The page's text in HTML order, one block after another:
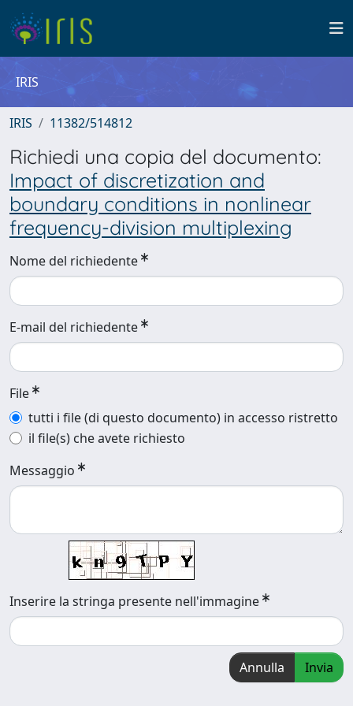
IRIS
IRIS 11382/514812
Richiedi una copia del documento:
Impact of discretization and
boundary conditions in nonlinear
frequency-division multiplexing
Nome del richiedente
E-mail del richiedente
File
tutti i file (di questo documento) in accesso ristretto
il file(s) che avete richiesto
Messaggio
Inserire la stringa presente nell'immagine
Annulla Invia